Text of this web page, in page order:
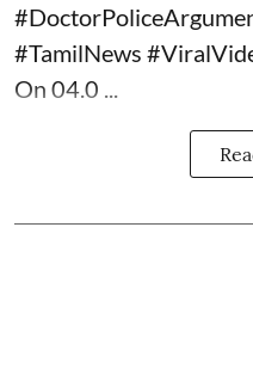
#TamilNews
On 04.0 ...